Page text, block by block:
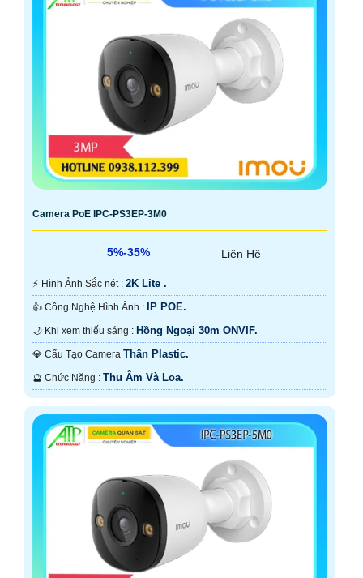
Camera PoE IPC-PS3EP-3M0
5%-35% Liên Hệ
️⚡ Hình Ảnh Sắc nét : 2K Lite .
👍 Công Nghệ Hình Ảnh : IP POE.
🌙 Khi xem thiếu sáng : Hồng Ngoại 30m ONVIF.
💎 Cấu Tạo Camera Thân Plastic.
️🔮 Chức Năng : Thu Âm Và Loa.